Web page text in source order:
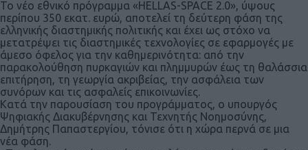
Το νέο εθνικό πρόγραμμα «HELLAS-SPACE 2.0», ύψους
περίπου 350 εκατ. ευρώ, αποτελεί τη δεύτερη φάση της
ελληνικής διαστημικής πολιτικής και έχει ως στόχο να
μετατρέψει τις διαστημικές τεχνολογίες σε εφαρμογές με
άμεσο όφελος για την καθημερινότητα: από την
παρακολούθηση πυρκαγιών και πλημμυρών έως τη θαλάσσια
επιτήρηση, τη γεωργία ακριβείας, την ασφάλεια των
συνόρων και τις ασφαλείς επικοινωνίες.
Κατά την παρουσίαση του προγράμματος, ο υπουργός
Ψηφιακής Διακυβέρνησης και Τεχνητής Νοημοσύνης,
Δημήτρης Παπαστεργίου, τόνισε ότι η χώρα περνά σε μια
νέα φάση.